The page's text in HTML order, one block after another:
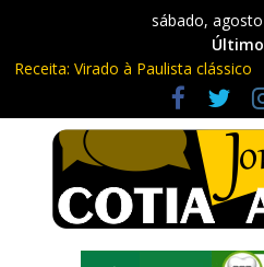
sábado,
Receita: Virado à Paulista clássico
Ladrão de farmácia e procurado
Vargem Grande Paulista
Cine Sustentável traz cinema ao
para Vargem Grande
WhatsApp vai parar de funcionar
setembro